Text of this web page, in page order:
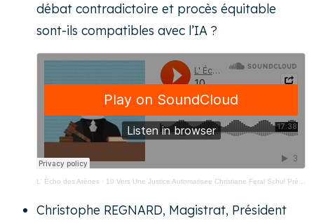
débat contradictoire et procès équitable
sont-ils compatibles avec l’IA ?
L' Écho des Arènes · 10 Vers Une Justice Automatisee Christiane Feral Schul Présidente Conseil National Des Barreaux
Christophe REGNARD, Magistrat, Président